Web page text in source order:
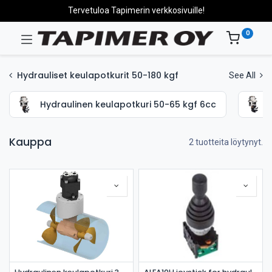
Tervetuloa Tapimerin verkkosivuille!
0
Hydrauliset keulapotkurit 50-180 kgf See All
Hydraulinen keulapotkuri 50-65 kgf 6cc
Kauppa 2 tuotteita löytynyt.